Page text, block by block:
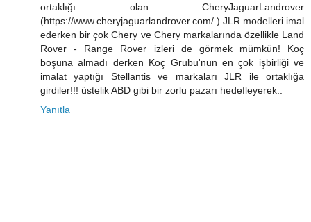
ortaklığı olan CheryJaguarLandrover
(https://www.cheryjaguarlandrover.com/ ) JLR modelleri imal
ederken bir çok Chery ve Chery markalarında özellikle Land
Rover - Range Rover izleri de görmek mümkün! Koç
boşuna almadı derken Koç Grubu'nun en çok işbirliği ve
imalat yaptığı Stellantis ve markaları JLR ile ortaklığa
girdiler!!! üstelik ABD gibi bir zorlu pazarı hedefleyerek..
Yanıtla